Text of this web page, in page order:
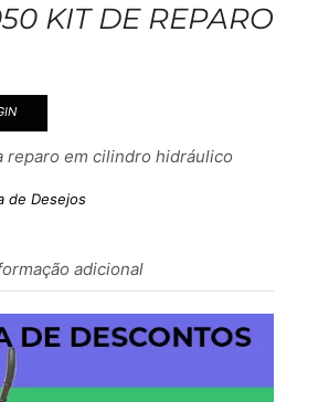
KIT DE REPARO
reparo em cilindro hidráulico
de Desejos
adicional